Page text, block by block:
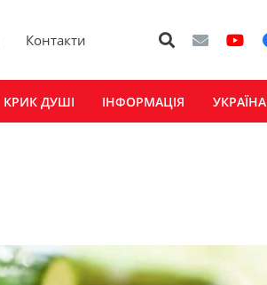
Контакти
КРИК ДУШІ ІНФОРМАЦІЯ УКРАЇНА